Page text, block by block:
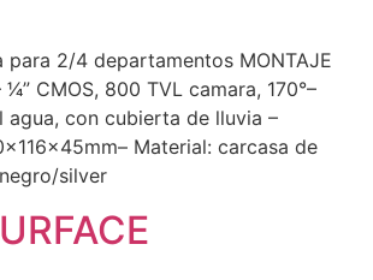
para 2/4 departamentos MONTAJE
1⁄4” CMOS, 800 TVL camara, 170°–
agua, con cubierta de lluvia –
Material: carcasa de
silver